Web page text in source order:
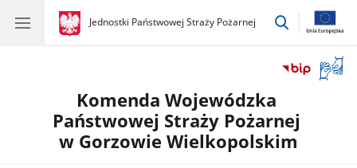
gov.pl
Jednostki Państwowej Straży Pożarnej
gov.pl
Jednostki
przejdź
okno
Komenda Wojewódzka
Państwowej Straży Pożarnej
w Gorzowie Wielkopolskim